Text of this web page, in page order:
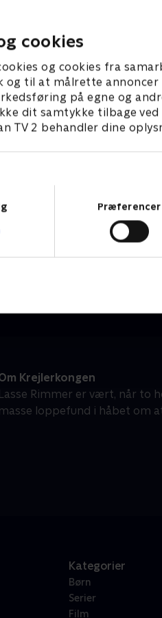
cookies
og cookies fra
og til at målrette
på egne og
dit samtykke tilbage ved
TV 2 behandler dine
Præferencer
Hvem vil være
Krejlerkongen
Lasse Rimmer er vært, når to
masse loppefund i håbet om
Kategorier
Børn
Serier
Film